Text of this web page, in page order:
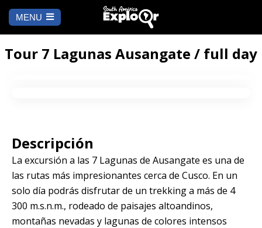
MENU
INICIO
Manu
Puno
Camino Inca
Iquitos
BLOG
CONTÁCTANOS
a
Tour 7 Lagunas Ausangate / full day
Descripción
La excursión a las 7 Lagunas de Ausangate es una de
las rutas más impresionantes cerca de Cusco. En un
solo día podrás disfrutar de un trekking a más de 4
300 m.s.n.m., rodeado de paisajes altoandinos,
montañas nevadas y lagunas de colores intensos